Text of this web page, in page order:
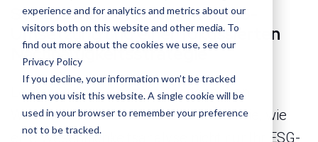
experience and for analytics and metrics about our
visitors both on this website and other media. To
find out more about the cookies we use, see our
Privacy Policy
If you decline, your information won’t be tracked
when you visit this website. A single cookie will be
used in your browser to remember your preference
not to be tracked.
Schlüssel zur effizienten ESRS-
Umsetzung und einer fokussierten
Nachhaltigkeitsstrategie
Lernen Sie das Konzept der doppelten
Wesentlichkeit kennen und erfahren Sie, wie
eine Wesentlichkeitsanalyse nicht nur Ihr ESG-